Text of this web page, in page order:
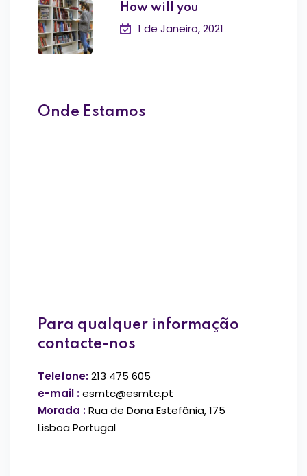
How will you
1 de Janeiro, 2021
Onde Estamos
Para qualquer informação
contacte-nos
Telefone:213 475 605
e-mail :esmtc@esmtc.pt
Morada :Rua de Dona Estefânia, 175
Lisboa Portugal